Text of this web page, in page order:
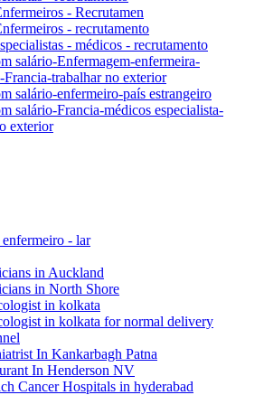
- Recrutamen
- recrutamento
- médicos - recrutamento
salário-Enfermagem-enfermeira-
Francia-trabalhar no exterior
salário-enfermeiro-país estrangeiro
salário-Francia-médicos especialista-
exterior
- lar
in Auckland
in North Shore
in kolkata
in kolkata for normal delivery
In Kankarbagh Patna
In Henderson NV
Cancer Hospitals in hyderabad